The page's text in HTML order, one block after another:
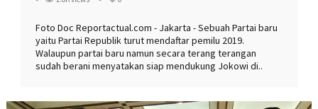
Foto Doc Reportactual.com - Jakarta - Sebuah Partai baru
yaitu Partai Republik turut mendaftar pemilu 2019.
Walaupun partai baru namun secara terang terangan
sudah berani menyatakan siap mendukung Jokowi di..